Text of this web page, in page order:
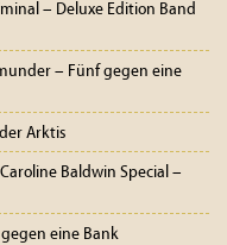
– Deluxe Edition Band
– Fünf gegen eine
Arktis
Caroline Baldwin Special –
eine Bank